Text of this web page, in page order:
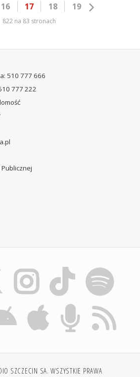
16 17 18 19
822 na 83 stronach
510 777 666
777 222
SZCZECIN SA. WSZYSTKIE PRAWA